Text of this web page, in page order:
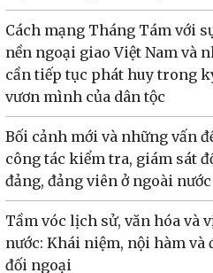
Cách mạng Tháng Tám với
nền ngoại giao Việt Nam và
cần tiếp tục phát huy trong
vươn mình của dân tộc
Bối cảnh mới và những vấn
công tác kiểm tra, giám sát
đảng, đảng viên ở ngoài nước
Tầm vóc lịch sử, văn hóa và
nước: Khái niệm, nội hàm và
đối ngoại